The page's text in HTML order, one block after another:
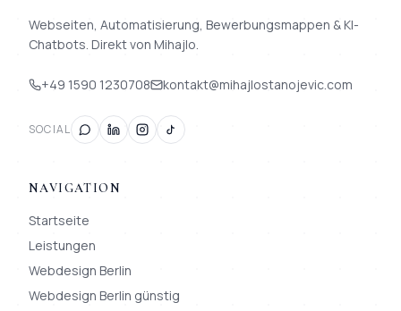
Webseiten, Automatisierung, Bewerbungsmappen & KI-
Chatbots. Direkt von Mihajlo.
+49 1590 1230708 kontakt@mihajlostanojevic.com
SOCIAL
NAVIGATION
Startseite
Leistungen
Webdesign Berlin
Webdesign Berlin günstig